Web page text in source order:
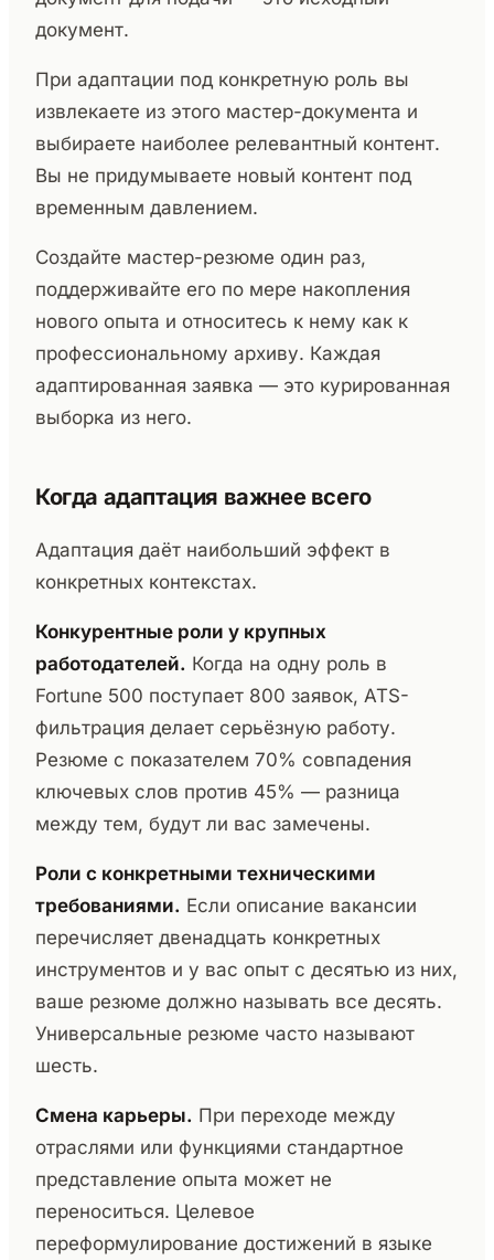
документ.
При адаптации под конкретную роль вы
извлекаете из этого мастер-документа и
выбираете наиболее релевантный контент.
Вы не придумываете новый контент под
временным давлением.
Создайте мастер-резюме один раз,
поддерживайте его по мере накопления
нового опыта и относитесь к нему как к
профессиональному архиву. Каждая
адаптированная заявка — это курированная
выборка из него.
Когда адаптация важнее всего
Адаптация даёт наибольший эффект в
конкретных контекстах.
Конкурентные роли у крупных
работодателей. Когда на одну роль в
Fortune 500 поступает 800 заявок, ATS-
фильтрация делает серьёзную работу.
Резюме с показателем 70% совпадения
ключевых слов против 45% — разница
между тем, будут ли вас замечены.
Роли с конкретными техническими
требованиями. Если описание вакансии
перечисляет двенадцать конкретных
инструментов и у вас опыт с десятью из них,
ваше резюме должно называть все десять.
Универсальные резюме часто называют
шесть.
Смена карьеры. При переходе между
отраслями или функциями стандартное
представление опыта может не
переноситься. Целевое
переформулирование достижений в языке